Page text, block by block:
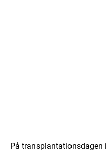
På transplantationsdagen